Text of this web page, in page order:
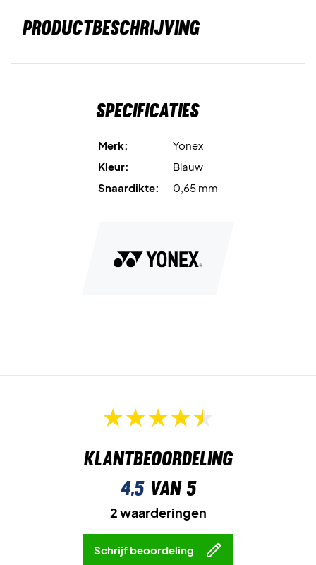
PRODUCTBESCHRIJVING
Specificaties
Merk:
Yonex
Kleur:
Blauw
Snaardikte:
0,65 mm
Klantbeoordeling
4,5van 5
2 waarderingen
Schrijf beoordeling